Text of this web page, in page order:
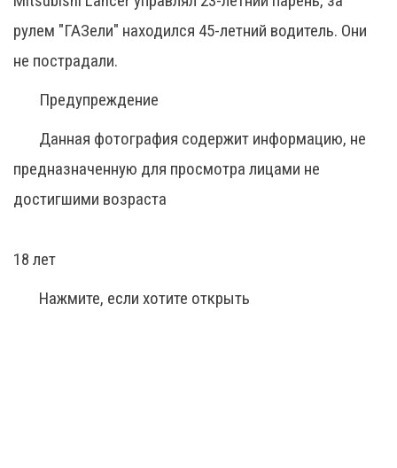
рулем "ГАЗели" находился 45-летний водитель. Они
не пострадали.
Предупреждение
Данная фотография содержит информацию, не
предназначенную для просмотра лицами не
достигшими возраста
18 лет
Нажмите, если хотите открыть